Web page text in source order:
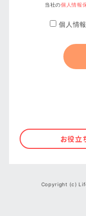
当社の個人情報
個人情
お役立
Copyright (c)